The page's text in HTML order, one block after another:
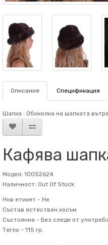
Описание Спецификация
Шапка . Обиколка на шапката
Кафява
Модел: 10052624
Наличност: Out Of Stock
Нов етикет - Не
Състав естествен косъм
Състояние - Без следи от
Тегло - 115 гр.